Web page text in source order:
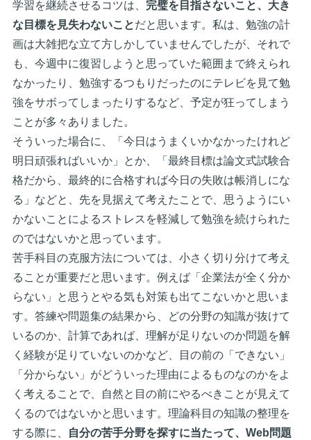
学習を継続させるコツは、 完璧を目指さないこと、大き
な目標を見失わないことだと思います。私は、勉強の計
画は大雑把な立て方しかしていませんでしたが、それで
も、今週中に復習しようと思っていた範囲まで終えられ
なかったり、勉強するつもりだったのにテレビを見て勉
強をサボってしまったりするなど、予定が狂ってしまう
ことが多々ありました。
そういった場合に、「今日はうまくいかなかったけれど
明日頑張ればいいか」とか、「最終目標は論文式試験合
格だから、最終的に合格すれば今日の失敗は帳消しにな
る」などと、先を見据えて考えたことで、思うようにい
かないことによるストレスを軽減して勉強を続けられた
のではないかと思っています。
苦手科目の克服方法については、小さく切り分けて考え
ることが重要だと思います。例えば「企業法が全く分か
らない」と思うとやる気も対策も出てこないかと思いま
す。答練や問題集の結果から、どの分野の知識が抜けて
いるのか、計算であれば、理解が足りないのか問題を解
く経験が足りていないのかなど、目の前の「できない」
「分からない」がどういった理由によるものなのかをよ
く考えることで、自然と目の前にやるべきことが見えて
くるのではないかと思います。理論科目の知識の整理を
する際に、
自分の苦手分野を探すに当たって、Web問題